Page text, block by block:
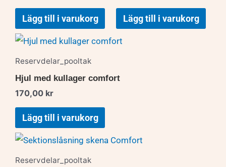
Lägg till i varukorg Lägg till i varukorg
Reservdelar_pooltak
Hjul med kullager comfort
170,00 kr
Lägg till i varukorg
Reservdelar_pooltak